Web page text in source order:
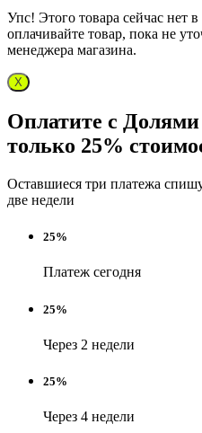
Упс! Этого товара сейчас нет
оплачивайте товар, пока не
менеджера магазина.
X
Оплатите с Долями
только 25%
Оставшиеся три платежа
две недели
25%
Платеж сегодня
25%
Через 2 недели
25%
Через 4 недели